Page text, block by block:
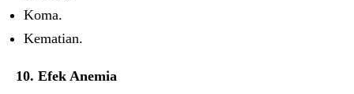
Koma.
Kematian.
10. Efek Anemia